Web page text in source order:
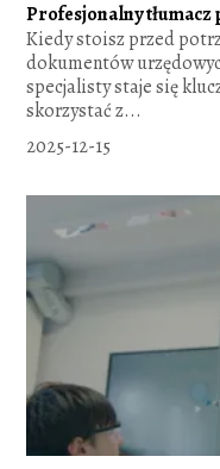
Profesjonalny tłumacz
Kiedy stoisz przed
dokumentów
specjalisty staje się
skorzystać z...
2025-12-15